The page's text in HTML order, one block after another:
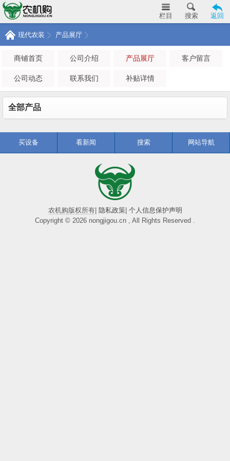
返回
搜索
栏目
现代农装 产品展厅
商铺首页 公司介绍 产品展厅 客户留言
公司动态 联系我们 补贴详情
全部产品
买设备 看新闻 搜索 网站导航
农机购版权所有| 隐私政策| 个人信息保护声明
Copyright © 2026 nongjigou.cn , All Rights Reserved .